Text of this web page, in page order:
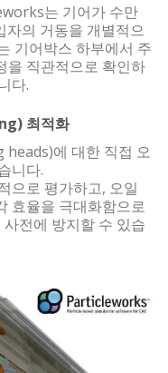
는 기어가 수만
자의 거동을 개별적으
기어박스 하부에서 주
을 직관적으로 확인하
다.
최적화
heads)에 대한 직접 오
니다.
으로 평가하고, 오일
효율을 극대화함으로
전에 방지할 수 있습